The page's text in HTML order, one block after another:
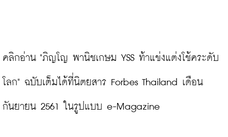
คลิกอ่าน "ภิญโญ พานิชเกษม YSS ท้าแข่งแต่งโช้คระดับ
โลก" ฉบับเต็มได้ที่นิตยสาร Forbes Thailand เดือน
กันยายน 2561 ในรูปแบบ e-Magazine